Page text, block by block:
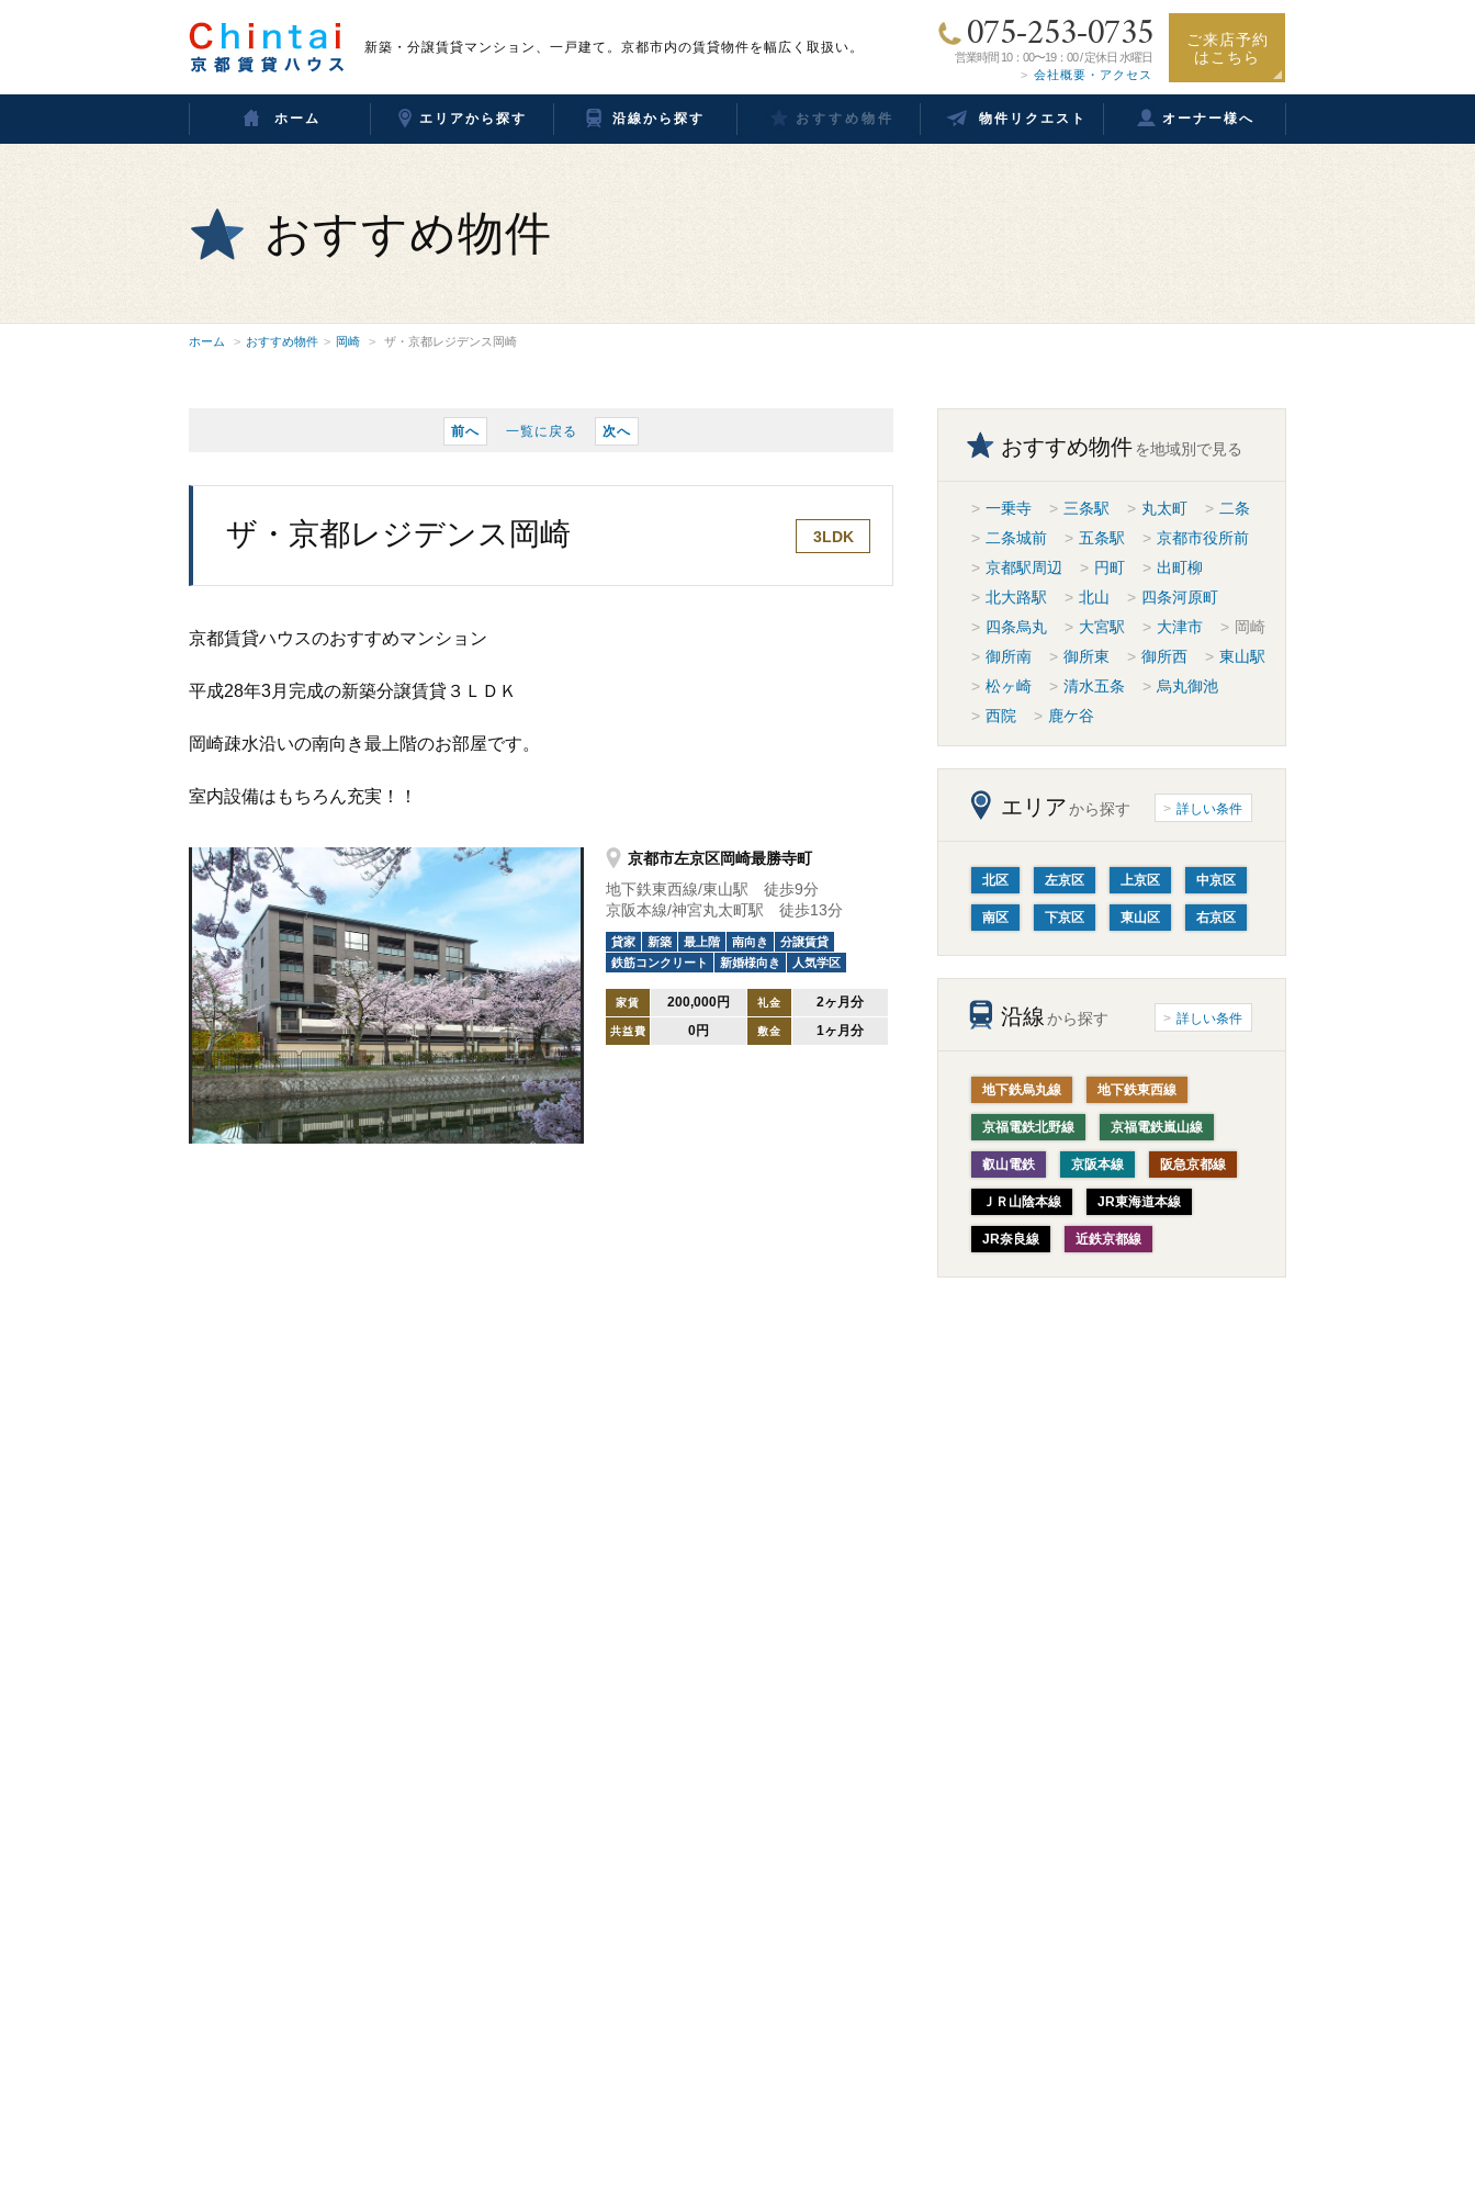
新築・分譲賃貸マンション、一戸建て。京都市内の賃貸物件を幅広く取扱い。 075-253-0735
営業時間 10：00〜19：00 / 定休日 水曜日
会社概要・アクセス
ご来店予約
はこちら
ホーム エリアから探す 沿線から探す おすすめ物件 物件リクエスト オーナー様へ
おすすめ物件
ホーム おすすめ物件 岡崎 ザ・京都レジデンス岡崎
前へ 一覧に戻る 次へ
ザ・京都レジデンス岡崎 3LDK
京都賃貸ハウスのおすすめマンション
平成28年3月完成の新築分譲賃貸３ＬＤＫ
岡崎疎水沿いの南向き最上階のお部屋です。
室内設備はもちろん充実！！
京都市左京区岡崎最勝寺町
地下鉄東西線/東山駅 徒歩9分
京阪本線/神宮丸太町駅 徒歩13分
貸家 新築 最上階 南向き
分譲賃貸
鉄筋コンクリート
新婚様向き 人気学区
家賃 200,000円 礼金 2ヶ月分
共益費 0円 敷金 1ヶ月分
おすすめ物件を地域別で見る
一乗寺 三条駅 丸太町
二条
二条城前
五条駅
京都市役所前
京都駅周辺
円町
出町柳
北大路駅
北山
四条河原町
四条烏丸
大宮駅 大津市
岡崎
御所南
御所東 御所西
東山駅
松ヶ崎
清水五条
烏丸御池
西院
鹿ケ谷
エリアから探す 詳しい条件
北区 左京区 上京区 中京区
南区 下京区 東山区 右京区
沿線 から探す 詳しい条件
地下鉄烏丸線 地下鉄東西線
京福電鉄北野線 京福電鉄嵐山線
叡山電鉄 京阪本線 阪急京都線
ＪＲ山陰本線 JR東海道本線
JR奈良線 近鉄京都線